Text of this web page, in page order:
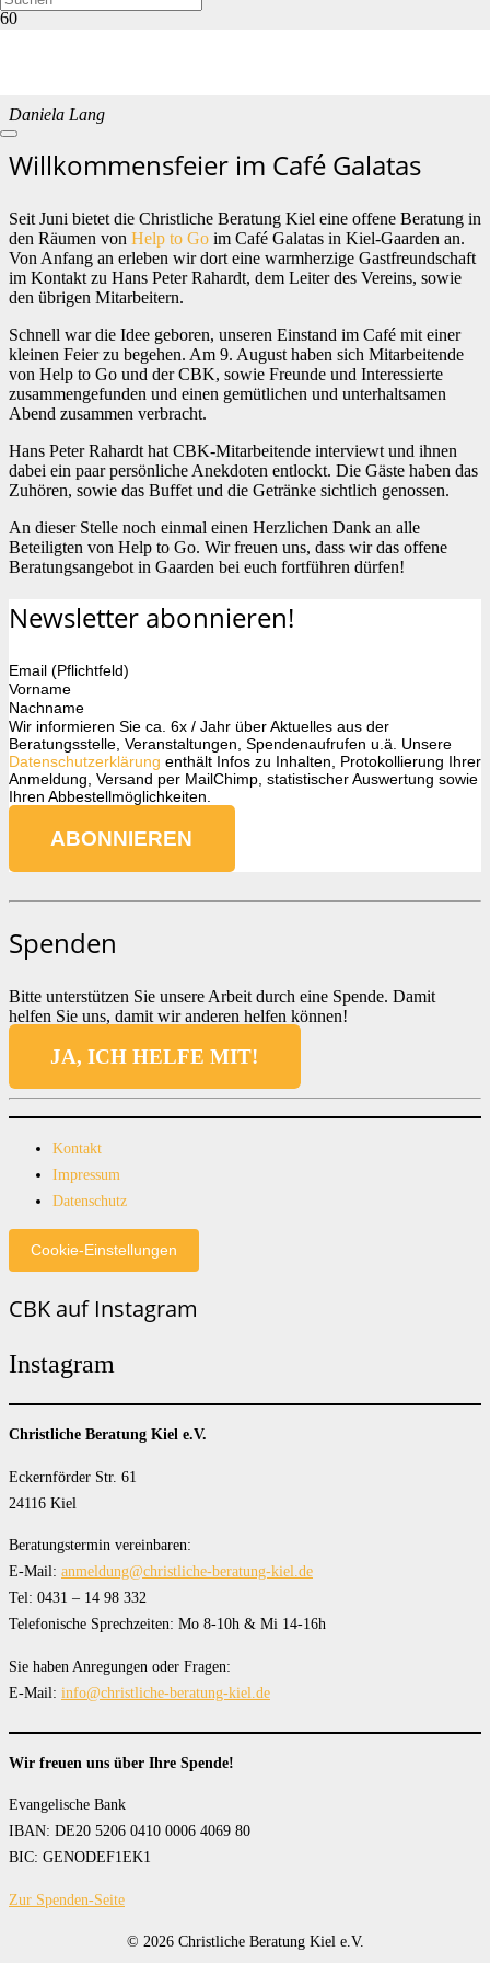
Daniela Lang
Willkommensfeier im Café Galatas
Seit Juni bietet die Christliche Beratung Kiel eine offene Beratung in
den Räumen von Help to Go im Café Galatas in Kiel-Gaarden an.
Von Anfang an erleben wir dort eine warmherzige Gastfreundschaft
im Kontakt zu Hans Peter Rahardt, dem Leiter des Vereins, sowie
den übrigen Mitarbeitern.
Schnell war die Idee geboren, unseren Einstand im Café mit einer
kleinen Feier zu begehen. Am 9. August haben sich Mitarbeitende
von Help to Go und der CBK, sowie Freunde und Interessierte
zusammengefunden und einen gemütlichen und unterhaltsamen
Abend zusammen verbracht.
Hans Peter Rahardt hat CBK-Mitarbeitende interviewt und ihnen
dabei ein paar persönliche Anekdoten entlockt. Die Gäste haben das
Zuhören, sowie das Buffet und die Getränke sichtlich genossen.
An dieser Stelle noch einmal einen Herzlichen Dank an alle
Beteiligten von Help to Go. Wir freuen uns, dass wir das offene
Beratungsangebot in Gaarden bei euch fortführen dürfen!
Newsletter abonnieren!
Email (Pflichtfeld)
Vorname
Nachname
Wir informieren Sie ca. 6x / Jahr über Aktuelles aus der
Beratungsstelle, Veranstaltungen, Spendenaufrufen u.ä. Unsere
Datenschutzerklärung enthält Infos zu Inhalten, Protokollierung Ihrer
Anmeldung, Versand per MailChimp, statistischer Auswertung sowie
Ihren Abbestellmöglichkeiten.
Spenden
Bitte unterstützen Sie unsere Arbeit durch eine Spende. Damit
helfen Sie uns, damit wir anderen helfen können!
JA, ICH HELFE MIT!
Kontakt
Impressum
Datenschutz
Cookie-Einstellungen
CBK auf Instagram
Instagram
Christliche Beratung Kiel e.V.
Eckernförder Str. 61
24116 Kiel
Beratungstermin vereinbaren:
E-Mail: anmeldung@christliche-beratung-kiel.de
Tel: 0431 – 14 98 332
Telefonische Sprechzeiten: Mo 8-10h & Mi 14-16h
Sie haben Anregungen oder Fragen:
E-Mail: info@christliche-beratung-kiel.de
Wir freuen uns über Ihre Spende!
Evangelische Bank
IBAN: DE20 5206 0410 0006 4069 80
BIC: GENODEF1EK1
Zur Spenden-Seite
© 2026 Christliche Beratung Kiel e.V.